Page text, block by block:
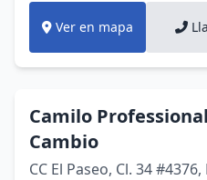
Ver en mapa
Camilo
Cambio
CC El Paseo, Cl. 34